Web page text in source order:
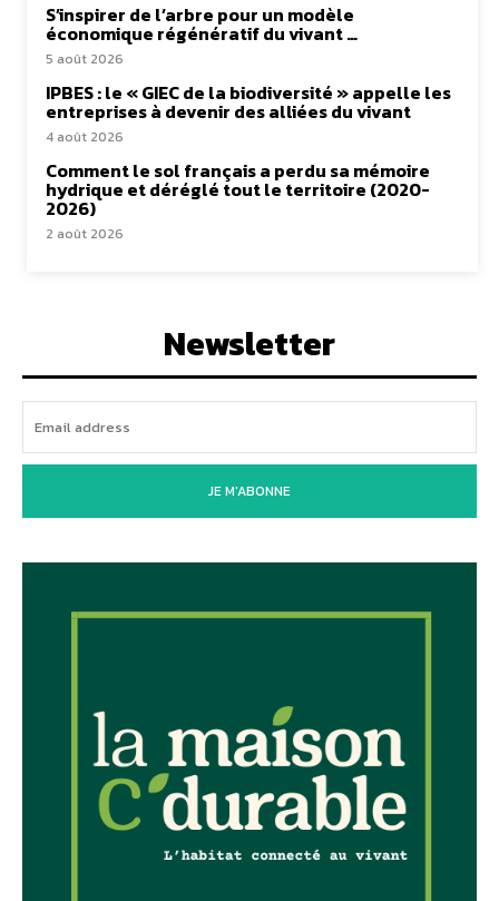
S’inspirer de l’arbre pour un modèle
économique régénératif du vivant …
5 août 2026
IPBES : le « GIEC de la biodiversité » appelle les
entreprises à devenir des alliées du vivant
4 août 2026
Comment le sol français a perdu sa mémoire
hydrique et déréglé tout le territoire (2020-
2026)
2 août 2026
Newsletter
JE M'ABONNE